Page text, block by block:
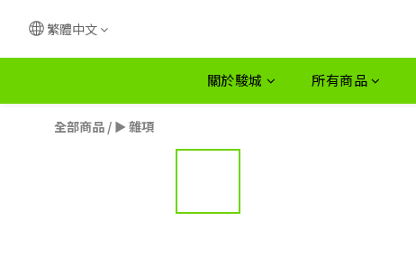
繁體中文
關於駿城 所有商品
全部商品 / ► 雜項